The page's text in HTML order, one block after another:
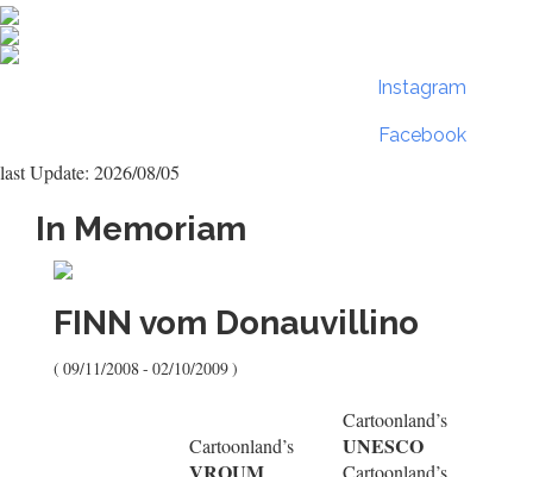
Instagram
Facebook
last Update: 2026/08/05
In Memoriam
FINN vom Donauvillino
( 09/11/2008 - 02/10/2009 )
Cartoonland’s
Cartoonland’s
UNESCO
Cartoonland’s